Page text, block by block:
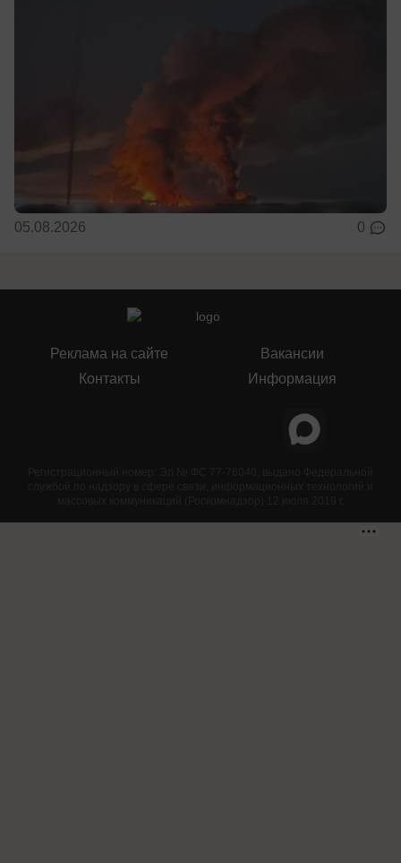
05.08.2026 0
Реклама на сайте
Контакты
Вакансии
Информация
Регистрационный номер: Эл № ФС 77-76040, выдано Федеральной
службой по надзору в сфере связи, информационных технологий и
массовых коммуникаций (Роскомнадзор) 12 июля 2019 г.